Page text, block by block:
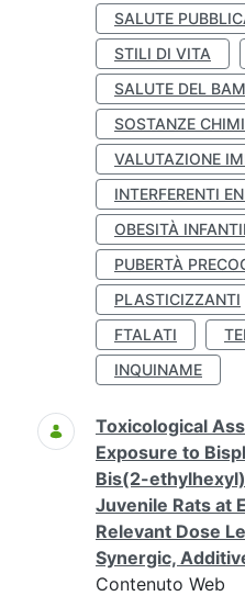
SALUTE
STILI DI VITA
SALUTE DEL
SOSTANZE
VALUTAZIONE
INTERFERENTI
OBESITÀ
PUBERTÀ
PLASTICIZZANTI
FTALATI
INQUINAME
Toxicological
Exposure to
Bis(2-
Juvenile Rats at
Relevant Dose
Synergic,
Contenuto Web